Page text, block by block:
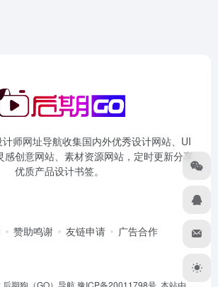
师网址导航收集国内外优秀设计网站、UI
感创意网站、素材资源网站，定时更新分享
优质产品设计书签。
赞助鸣谢 友链申请 广告合作
期狗（GO）导航豫ICP备20011798号 本站由